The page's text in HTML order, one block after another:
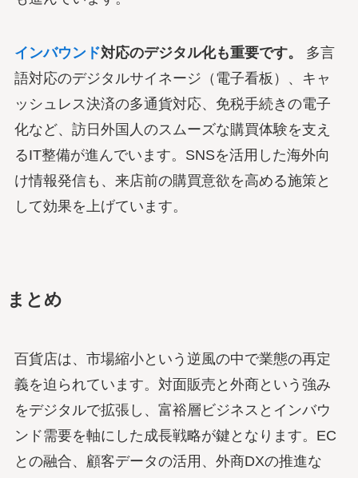
インバウンド対応のデジタル化も重要です。
多言
語対応のデジタルサイネージ（電子看板）、キャ
ッシュレス決済の多通貨対応、免税手続きの電子
化など、訪日外国人のスムーズな購買体験を支え
るIT整備が進んでいます。SNSを活用した海外向
け情報発信も、来店前の購買意欲を高める施策と
して効果を上げています。
まとめ
百貨店は、市場縮小という逆風の中で業態の再定
義を迫られています。対面販売と外商という強み
をデジタルで拡張し、富裕層ビジネスとインバウ
ンド需要を軸にした成長戦略が鍵となります。EC
との融合、顧客データの活用、外商DXの推進な